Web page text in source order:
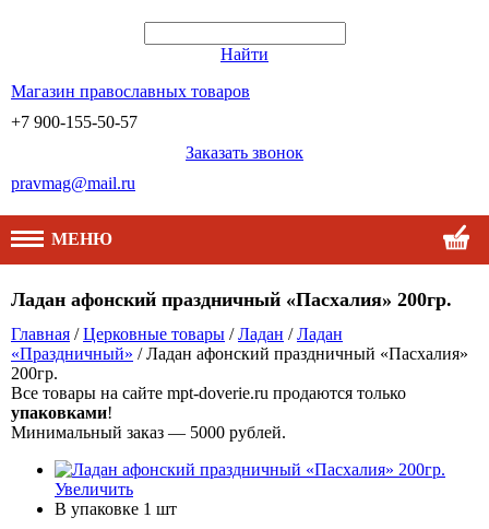
Найти
Магазин православных товаров
+7 900-155-50-57
Заказать звонок
pravmag@mail.ru
МЕНЮ
Ладан афонский праздничный «Пасхалия» 200гр.
Главная /Церковные товары /Ладан /Ладан
«Праздничный» / Ладан афонский праздничный «Пасхалия»
200гр.
Все товары на сайте mpt-doverie.ru продаются только
упаковками!
Минимальный заказ — 5000 рублей.
Увеличить
В упаковке 1 шт